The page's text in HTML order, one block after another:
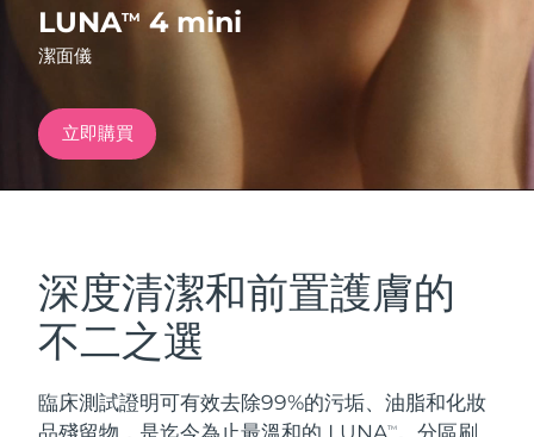
LUNATM 4 mini
潔面儀
立即購買
深度清潔和前置護膚的
不二之選
臨床測試證明可有效去除99%的污垢、油脂和化妝
品殘留物，是迄今為止最溫和的 LUNATM 。分區刷
紅光療法
面部清潔
LUNA™ 4 套裝
BEAR™ 2 套裝
德國 預計送達日期
巴林 預計送達日期 8/11/26
百慕達 預計送達日期8/16/26